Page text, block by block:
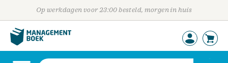
Op werkdagen voor 23:00 besteld, morgen in huis